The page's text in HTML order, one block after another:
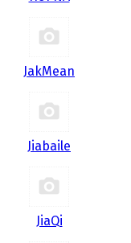
JakMean
Jiabaile
JiaQi